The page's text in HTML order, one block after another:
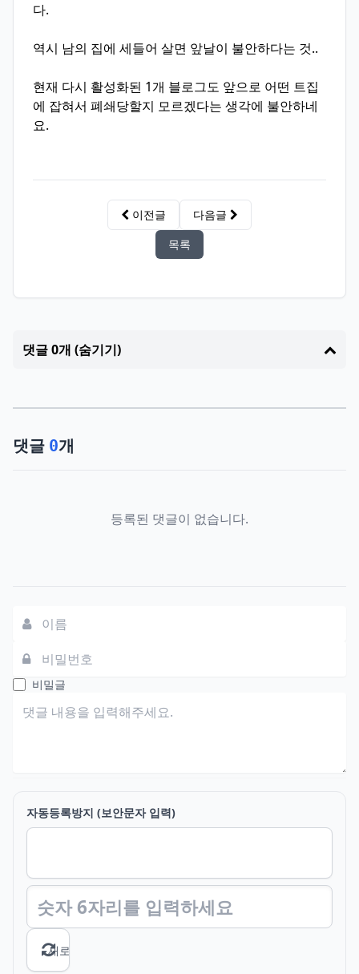
다.
역시 남의 집에 세들어 살면 앞날이 불안하다는 것..
현재 다시 활성화된 1개 블로그도 앞으로 어떤 트집
에 잡혀서 폐쇄당할지 모르겠다는 생각에 불안하네
요.
이전글
다음글
목록
댓글 0개 (숨기기)
댓글 0개
등록된 댓글이 없습니다.
댓글쓰기
비밀글
자동등록방지 (보안문자 입력)
새로고침